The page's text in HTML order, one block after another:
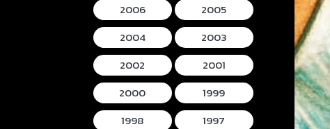
2006
2005
2004
2003
2002
2001
2000
1999
1998
1997